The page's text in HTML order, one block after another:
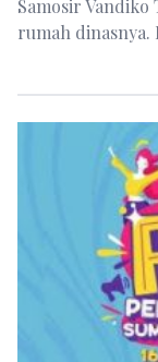
Samosir
rumah